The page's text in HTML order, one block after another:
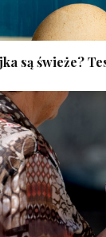
są świeże?